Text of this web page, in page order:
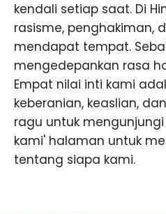
kendali setiap saat. Di
rasisme, penghakiman,
mendapat tempat.
mengedepankan rasa
Empat nilai inti kami
keberanian, keaslian,
ragu untuk
kami' halaman untuk
tentang siapa kami.